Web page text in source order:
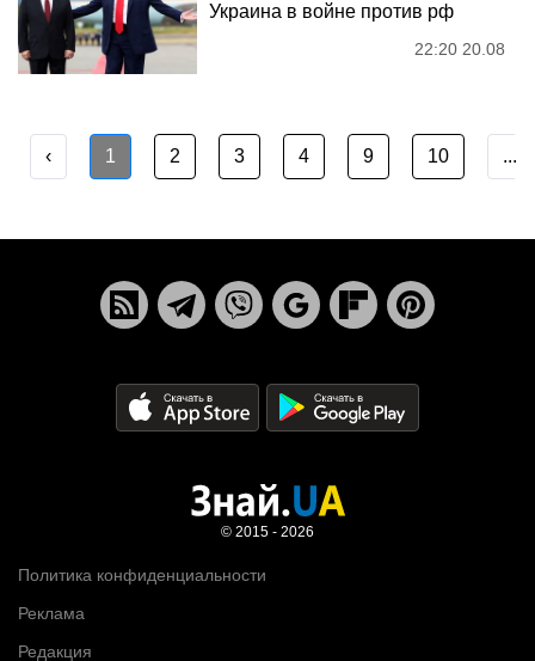
Украина в войне против рф
22:20 20.08
‹ 1 2 3 4 9 10 ...
Политика конфиденциальности
Реклама
Редакция
© 2015 - 2026